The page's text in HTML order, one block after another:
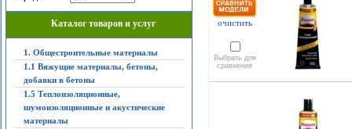
Каталог товаров и услуг
1. Общестроительные материалы
1.1 Вяжущие материалы, бетоны,
добавки в бетоны
1.5 Теплоизоляционные,
шумоизоляционные и акустические
материалы
очистить
Выбрать для
сравнения